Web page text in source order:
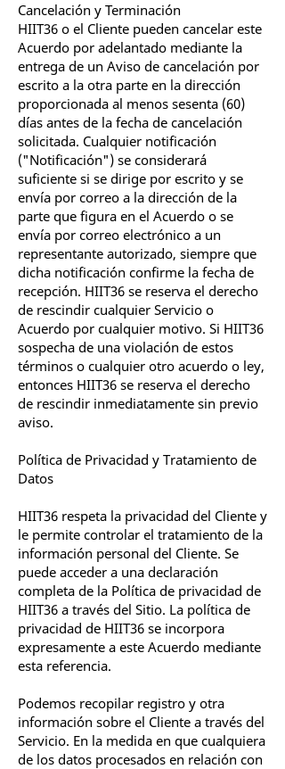
Cancelación y Terminación
HIIT36 o el Cliente pueden cancelar este
Acuerdo por adelantado mediante la
entrega de un Aviso de cancelación por
escrito a la otra parte en la dirección
proporcionada al menos sesenta (60)
días antes de la fecha de cancelación
solicitada. Cualquier notificación
("Notificación") se considerará
suficiente si se dirige por escrito y se
envía por correo a la dirección de la
parte que figura en el Acuerdo o se
envía por correo electrónico a un
representante autorizado, siempre que
dicha notificación confirme la fecha de
recepción. HIIT36 se reserva el derecho
de rescindir cualquier Servicio o
Acuerdo por cualquier motivo. Si HIIT36
sospecha de una violación de estos
términos o cualquier otro acuerdo o ley,
entonces HIIT36 se reserva el derecho
de rescindir inmediatamente sin previo
aviso.
Política de Privacidad y Tratamiento de
Datos
HIIT36 respeta la privacidad del Cliente y
le permite controlar el tratamiento de la
información personal del Cliente. Se
puede acceder a una declaración
completa de la Política de privacidad de
HIIT36 a través del Sitio. La política de
privacidad de HIIT36 se incorpora
expresamente a este Acuerdo mediante
esta referencia.
Podemos recopilar registro y otra
información sobre el Cliente a través del
Servicio. En la medida en que cualquiera
de los datos procesados en relación con